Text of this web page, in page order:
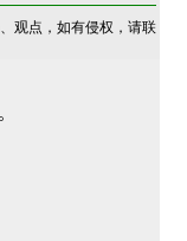
观点，如有侵权，请联